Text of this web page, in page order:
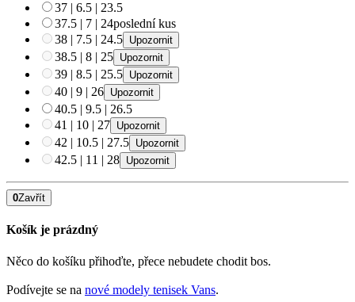
37 | 6.5 | 23.5
37.5 | 7 | 24poslední kus
38 | 7.5 | 24.5 Upozornit
38.5 | 8 | 25 Upozornit
39 | 8.5 | 25.5 Upozornit
40 | 9 | 26 Upozornit
40.5 | 9.5 | 26.5
41 | 10 | 27 Upozornit
42 | 10.5 | 27.5 Upozornit
42.5 | 11 | 28 Upozornit
0Zavřít
Košík je prázdný
Něco do košíku přihoďte, přece nebudete chodit bos.
Podívejte se na nové modely tenisek Vans.